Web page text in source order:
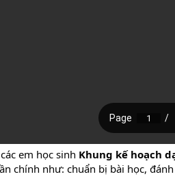
em học sinh Khung kế hoạch
chính như: chuẩn bị bài học,